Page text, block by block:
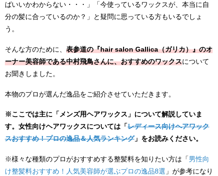
ばいいかわからない・・・」「今使っているワックスが、本当に自
分の髪に合っているのか？」と疑問に思っている方もいるでしょ
う。
そんな方のために、 表参道の『hair salon Gallica（ガリカ）』のオ
ーナー美容師である中村飛鳥さんに、おすすめのワックスについて
お聞きしました。
本物のプロが選んだ逸品をご紹介させていただきます。
※ここでは主に「メンズ用ヘアワックス」について解説していま
す。女性向けヘアワックスについては「レディース向けヘアワック
スおすすめ！プロの逸品＆人気ランキング」をお読みください。
※様々な種類のプロがおすすめする整髪料を知りたい方は「男性向
け整髪料おすすめ！人気美容師が選ぶプロの逸品8選 」が参考になり